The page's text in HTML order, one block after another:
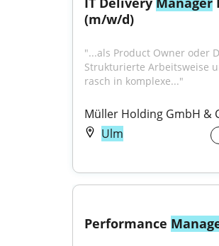
(m/w/d)
"...als Product Owner oder
Strukturierte Arbeitsweise
rasch in komplexe..."
Müller Holding GmbH &
Ulm
Performance